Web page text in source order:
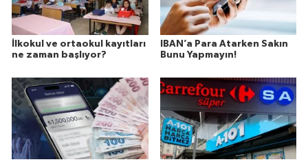
İlkokul ve ortaokul kayıtları
ne zaman başlıyor?
IBAN’a Para Atarken Sakın
Bunu Yapmayın!